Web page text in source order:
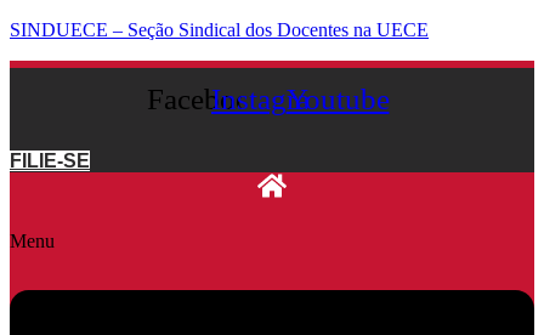
SINDUECE – Seção Sindical dos Docentes na UECE
FacebookInstagramYoutube
FILIE-SE
Menu